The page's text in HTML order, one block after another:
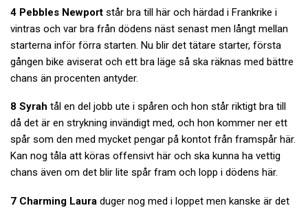
4 Pebbles Newport står bra till här och härdad i Frankrike i
vintras och var bra från dödens näst senast men långt mellan
starterna inför förra starten. Nu blir det tätare starter, första
gången bike aviserat och ett bra läge så ska räknas med bättre
chans än procenten antyder.
8 Syrah tål en del jobb ute i spåren och hon står riktigt bra till
då det är en strykning invändigt med, och hon kommer ner ett
spår som den med mycket pengar på kontot från framspår här.
Kan nog tåla att köras offensivt här och ska kunna ha vettig
chans även om det blir lite spår fram och lopp i dödens här.
7 Charming Laura duger nog med i loppet men kanske är det